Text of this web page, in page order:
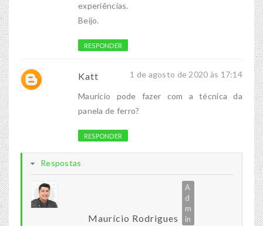
experiências.
Beijo.
RESPONDER
Katt 1 de agosto de 2020 às 17:14
Maurício pode fazer com a técnica da
panela de ferro?
RESPONDER
Respostas
Maurício Rodrigues